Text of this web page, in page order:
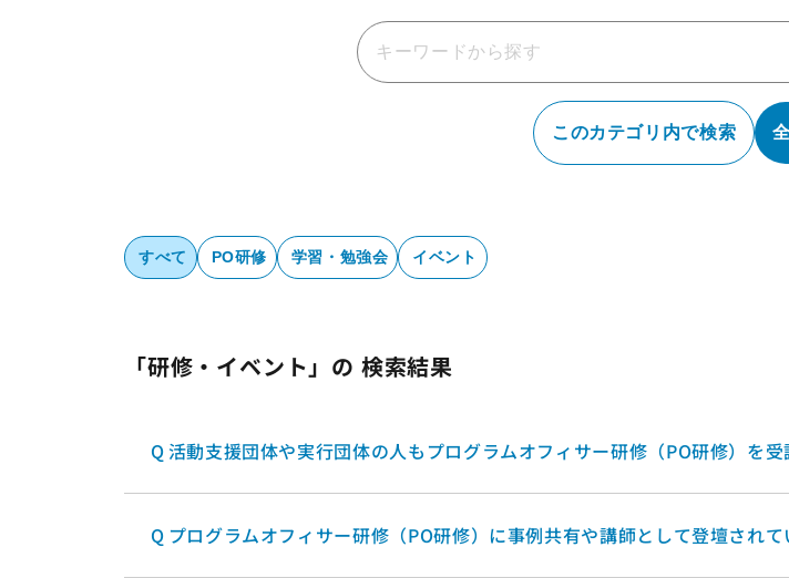
このカテゴリ内で検索
すべて PO研修 学習・勉強会 イベント
「研修・イベント」の 検索結果
Q活動支援団体や実行団体の人もプログラムオフィサー研修（PO研修）を
Q プログラムオフィサー研修（PO研修）に事例共有や講師として登壇され